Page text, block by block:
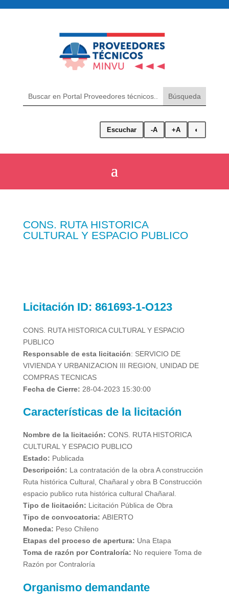
Escuchar -A +A ◐
CONS. RUTA HISTORICA
CULTURAL Y ESPACIO PUBLICO
Licitación ID: 861693-1-O123
CONS. RUTA HISTORICA CULTURAL Y ESPACIO
PUBLICO
Responsable de esta licitación: SERVICIO DE
VIVIENDA Y URBANIZACION III REGION, UNIDAD DE
COMPRAS TECNICAS
Fecha de Cierre: 28-04-2023 15:30:00
Características de la licitación
Nombre de la licitación: CONS. RUTA HISTORICA
CULTURAL Y ESPACIO PUBLICO
Estado: Publicada
Descripción: La contratación de la obra A construcción
Ruta histórica Cultural, Chañaral y obra B Construcción
espacio publico ruta histórica cultural Chañaral.
Tipo de licitación: Licitación Pública de Obra
Tipo de convocatoria: ABIERTO
Moneda: Peso Chileno
Etapas del proceso de apertura: Una Etapa
Toma de razón por Contraloría: No requiere Toma de
Razón por Contraloría
Organismo demandante